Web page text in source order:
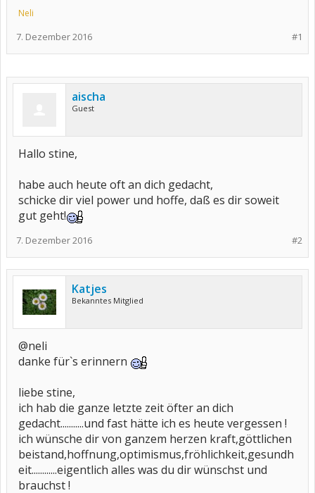
Neli
#1
7. Dezember 2016
aischa
Guest
Hallo stine,
habe auch heute oft an dich gedacht,
schicke dir viel power und hoffe, daß es dir soweit
gut geht!
#2
7. Dezember 2016
Katjes
Bekanntes Mitglied
@neli
danke für`s erinnern
liebe stine,
ich hab die ganze letzte zeit öfter an dich
gedacht...........und fast hätte ich es heute vergessen !
ich wünsche dir von ganzem herzen kraft,göttlichen
beistand,hoffnung,optimismus,fröhlichkeit,gesundh
eit............eigentlich alles was du dir wünschst und
brauchst !